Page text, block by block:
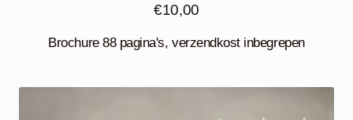
€10,00
Brochure 88 pagina's, verzendkost inbegrepen